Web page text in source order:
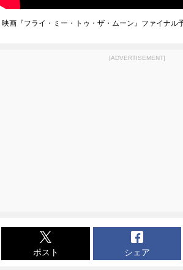
映画『フライ・ミー・トゥ・ザ・ムーン』ファイナル
[ADVERTISEMENT]
ポスト シェア